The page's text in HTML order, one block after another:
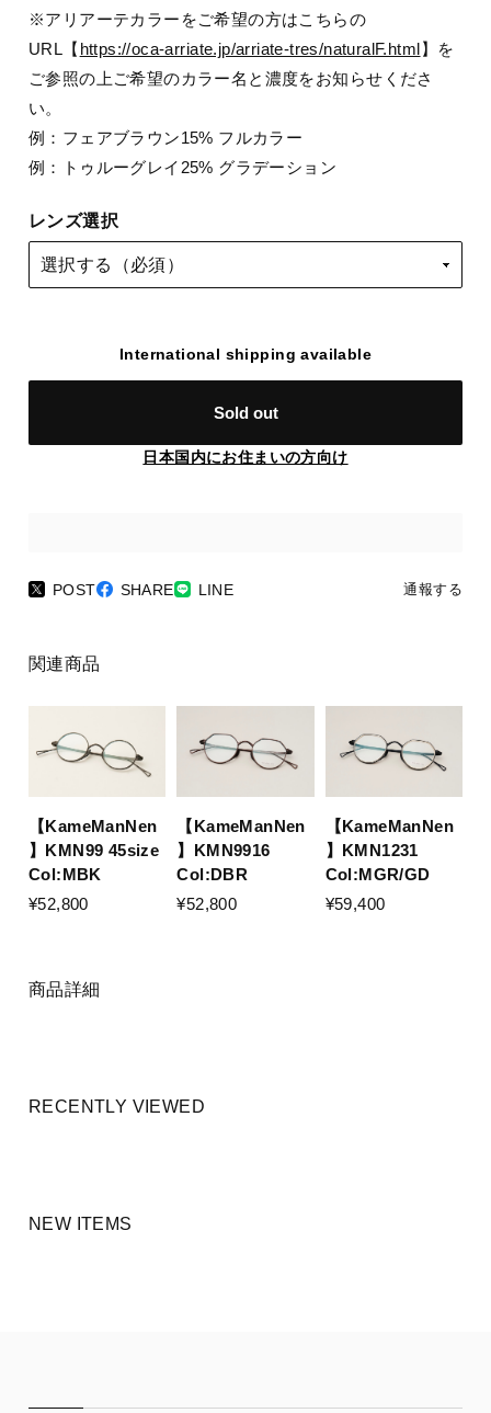
※アリアーテカラーをご希望の方はこちらの
URL【 https://oca-arriate.jp/arriate-tres/naturalF.html】を
ご参照の上ご希望のカラー名と濃度をお知らせくださ
い。
例：フェアブラウン15% フルカラー
例：トゥルーグレイ25% グラデーション
レンズ選択
International shipping available
Sold out
日本国内にお住まいの方向け
POST SHARE LINE 通報する
関連商品
【KameManNen
】KMN99 45size
Col:MBK
¥52,800
【KameManNen
】KMN9916
Col:DBR
¥52,800
【KameManNen
】KMN1231
Col:MGR/GD
¥59,400
商品詳細
RECENTLY VIEWED
NEW ITEMS